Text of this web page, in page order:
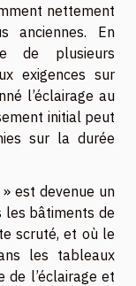
nettement
anciennes. En
de plusieurs
exigences sur
l’éclairage au
initial peut
sur la durée
est devenue un
les bâtiments de
scruté, et où le
les tableaux
de l’éclairage et